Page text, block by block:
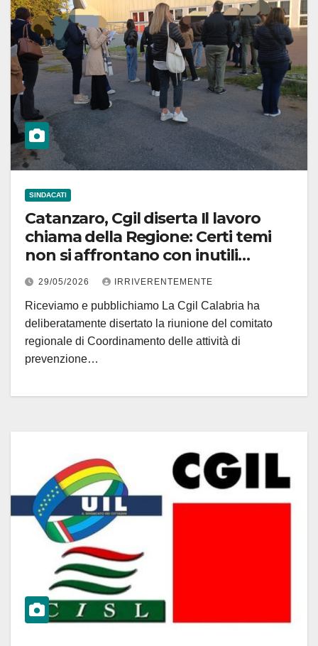
SINDACATI
Catanzaro, Cgil diserta Il lavoro
chiama della Regione: Certi temi
non si affrontano con inutili
passerelle
29/05/2026 IRRIVERENTEMENTE
Riceviamo e pubblichiamo La Cgil Calabria ha
deliberatamente disertato la riunione del comitato
regionale di Coordinamento delle attività di
prevenzione…